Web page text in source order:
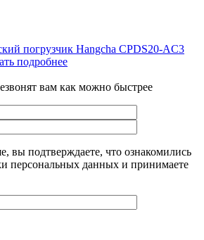
погрузчик Hangcha CPDS20-AC3
подробнее
вам как можно быстрее
вы подтверждаете, что ознакомились
персональных данных и принимаете